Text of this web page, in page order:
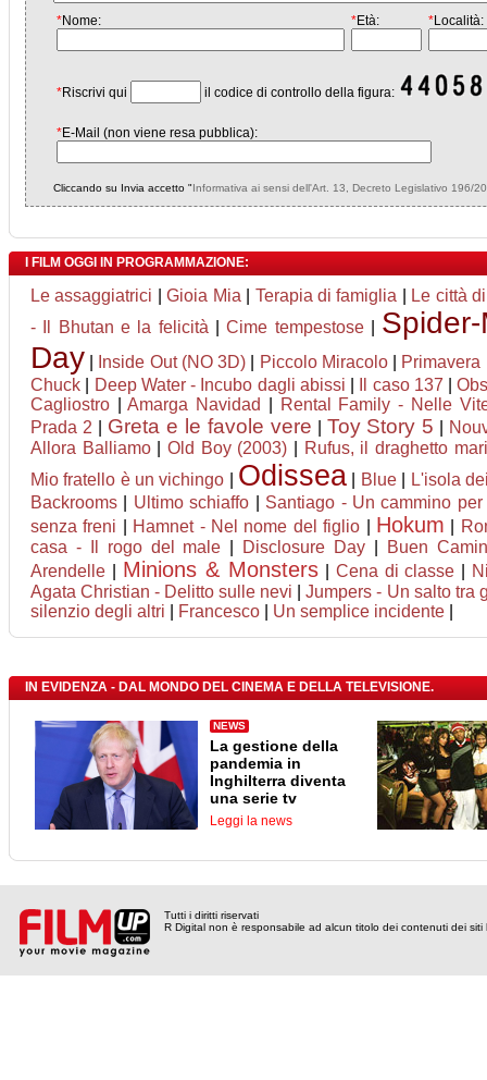
*Nome: *Età: *Località:
*Riscrivi qui il codice di controllo della figura:
*E-Mail (non viene resa pubblica):
Cliccando su Invia accetto "Informativa ai sensi dell'Art. 13, Decreto Legislativo 196/
I FILM OGGI IN PROGRAMMAZIONE:
Le assaggiatrici |Gioia Mia Terapia di famiglia
Le città
- Il Bhutan e la felicità |Cime tempestose|
Day
Inside Out (NO 3D) Piccolo Miracolo| Primavera
Chuck
Deep Water - Incubo dagli abissi Il caso 137 |
Cagliostro |Amarga Navidad
Rental Family - Nelle
Prada 2
Greta e le favole vere Toy Story 5
Allora Balliamo|Old Boy (2003)
Rufus, il draghetto
Mio fratello è un vichingo
Odissea Blue|
L'isola
Backrooms
Ultimo schiaffo
Santiago - Un cammino
senza freni
Hamnet - Nel nome del figlio Hokum
casa - Il rogo del male
Disclosure Day
Buen
Arendelle
Minions & Monsters| Cena di classe
Agata Christian - Delitto sulle nevi |Jumpers - Un salto tra
silenzio degli altri
Francesco Un semplice incidente
IN EVIDENZA - DAL MONDO DEL CINEMA E DELLA TELEVISIONE.
NEWS
La gestione della
pandemia in
Inghilterra diventa
una serie tv
Leggi la news
Tutti i diritti riservati
R Digital non è responsabile ad alcun titolo dei contenuti dei siti